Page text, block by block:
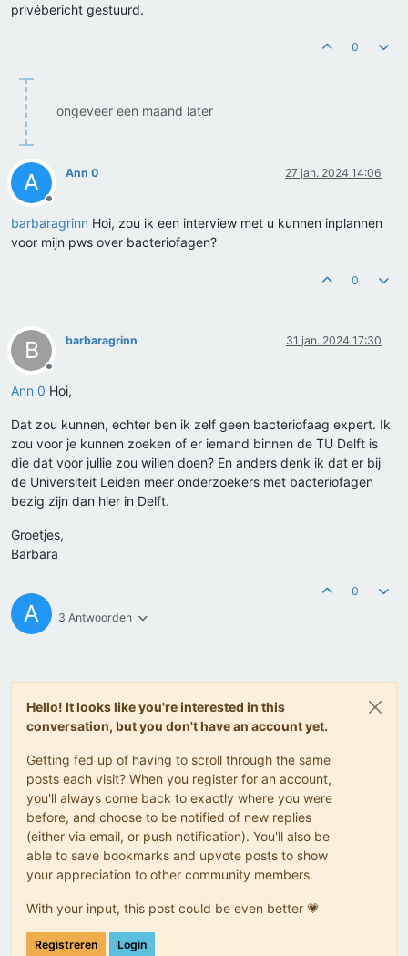
privébericht gestuurd.
0
ongeveer een maand later
A
Offline
Ann 0 27 jan. 2024 14:06
barbaragrinn Hoi, zou ik een interview met u kunnen inplannen
voor mijn pws over bacteriofagen?
0
B
Offline
barbaragrinn 31 jan. 2024 17:30
Ann 0 Hoi,
Dat zou kunnen, echter ben ik zelf geen bacteriofaag expert. Ik
zou voor je kunnen zoeken of er iemand binnen de TU Delft is
die dat voor jullie zou willen doen? En anders denk ik dat er bij
de Universiteit Leiden meer onderzoekers met bacteriofagen
bezig zijn dan hier in Delft.
Groetjes,
Barbara
A 3 Antwoorden
0
Hello! It looks like you're interested in this
conversation, but you don't have an account yet.
Getting fed up of having to scroll through the same
posts each visit? When you register for an account,
you'll always come back to exactly where you were
before, and choose to be notified of new replies
(either via email, or push notification). You'll also be
able to save bookmarks and upvote posts to show
your appreciation to other community members.
With your input, this post could be even better 💗
Registreren Login